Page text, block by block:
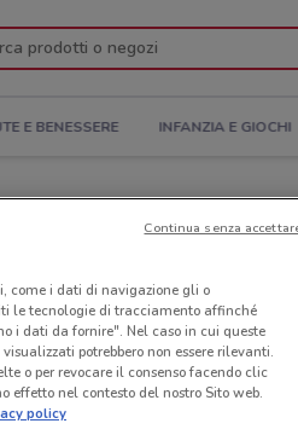
E BENESSERE INFANZIA E GIOCHI
Via
come i dati di navigazione gli o
le tecnologie di tracciamento affinché
i dati da fornire". Nel caso in cui queste
potrebbero non essere rilevanti.
o per revocare il consenso facendo clic
nel contesto del nostro Sito web.
policy
Continua senza